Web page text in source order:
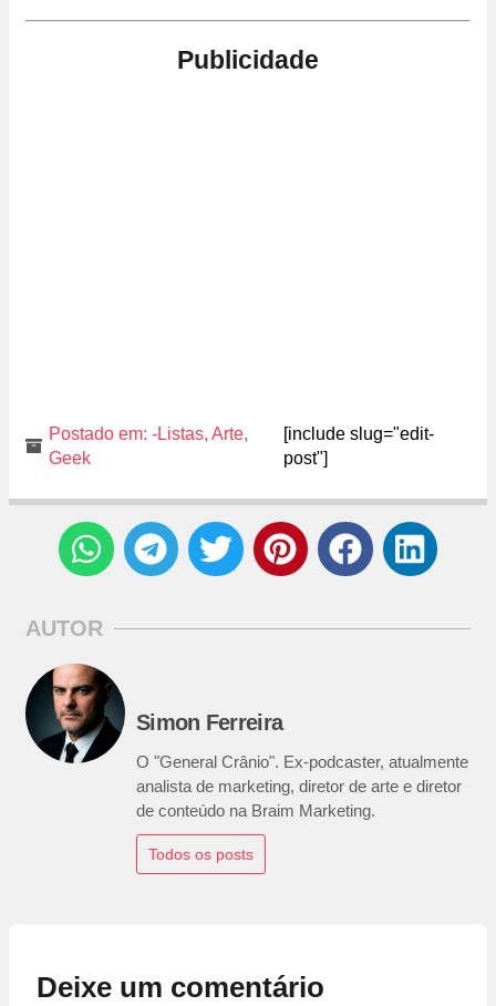
Publicidade
Postado em: -Listas, Arte,
Geek
[include slug="edit-
post"]
AUTOR
Simon Ferreira
O "General Crânio". Ex-podcaster, atualmente
analista de marketing, diretor de arte e diretor
de conteúdo na Braim Marketing.
Todos os posts
Deixe um comentário